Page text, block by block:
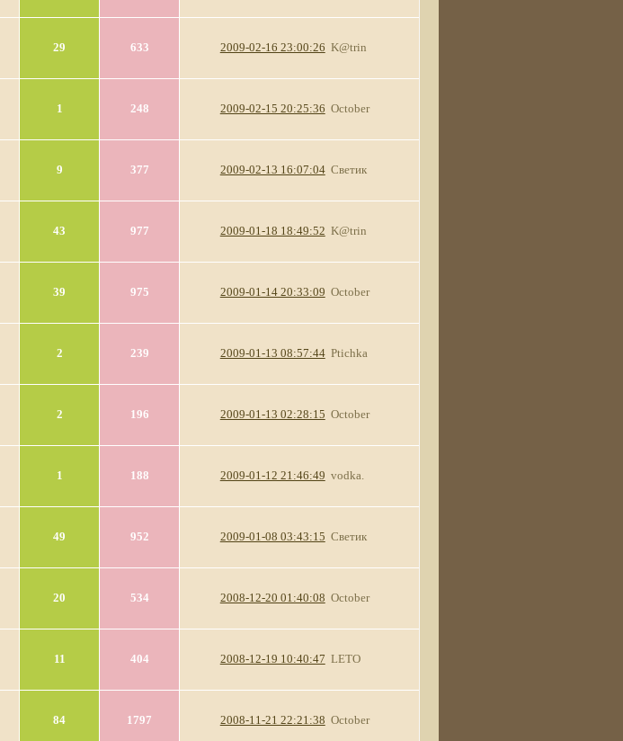
29
633 2009-02-16 23:00:26 K@trin
1
248 2009-02-15 20:25:36 October
9
377 2009-02-13 16:07:04 Светик
43
977 2009-01-18 18:49:52 K@trin
39
975 2009-01-14 20:33:09 October
2
239 2009-01-13 08:57:44 Ptichka
2
196 2009-01-13 02:28:15 October
1
188 2009-01-12 21:46:49 vodka.
49
952 2009-01-08 03:43:15 Светик
20
534 2008-12-20 01:40:08 October
11
404 2008-12-19 10:40:47 LETO
84
1797 2008-11-21 22:21:38 October